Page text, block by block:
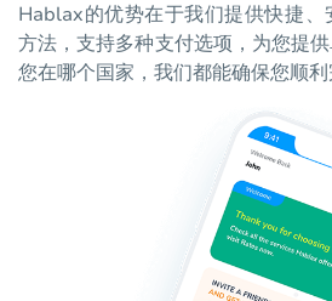
Hablax的优势在于我们提供快捷
方法，支持多种支付选项，为您提
您在哪个国家，我们都能确保您顺利